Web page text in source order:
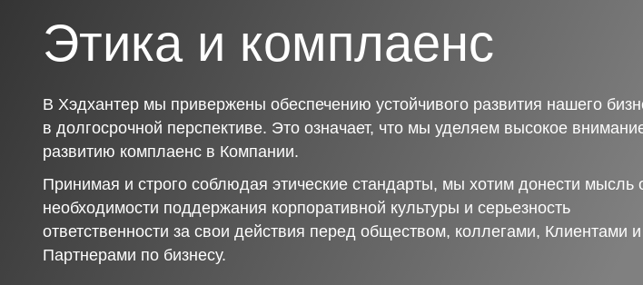
Этика и комплаенс
В Хэдхантер мы привержены обеспечению устойчивого развития нашего
в долгосрочной перспективе. Это означает, что мы уделяем высокое
развитию комплаенс в Компании.
Принимая и строго соблюдая этические стандарты, мы хотим донести мысль
необходимости поддержания корпоративной культуры и серьезность
ответственности за свои действия перед обществом, коллегами, Клиентами и
Партнерами по бизнесу.